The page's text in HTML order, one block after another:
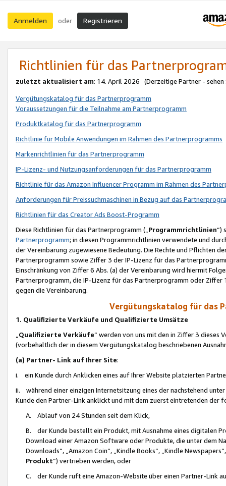
Anmelden oder Registrieren
Richtlinien für das
zuletzt aktualisiert am: 14. April 2026 (Derzeitige Partner - sehen
Vergütungskatalog für das Partnerprogramm
Voraussetzungen für die Teilnahme am Partnerprogramm
Produktkatalog für das Partnerprogramm
Richtlinie für Mobile Anwendungen im Rahmen des Partnerprogramms
Markenrichtlinien für das Partnerprogramm
IP-Lizenz- und Nutzungsanforderungen für das Partnerprogramm
Richtlinie für das Amazon Influencer Programm im Rahmen des
Anforderungen für Preissuchmaschinen in Bezug auf das
Richtlinien für das Creator Ads Boost-Programm
Diese Richtlinien für das Partnerprogramm („Programmrichtlinien“)
Partnerprogramm; in diesen Programmrichtlinien verwendete und
der Vereinbarung zugewiesene Bedeutung. Die Rechte und Pflichten
Partnerprogramm sowie Ziffer 3 der IP-Lizenz für das
Einschränkung von Ziffer 6 Abs. (a) der Vereinbarung wird hiermit
Partnerprogramm, die IP-Lizenz für das Partnerprogramm oder
gegen die Vereinbarung.
Vergütungskatalog für das
1. Qualifizierte Verkäufe und Qualifizierte Umsätze
Qualifizierte Verkäufe“ werden von uns mit den in Ziffer 3
(vorbehaltlich der in diesem Vergütungskatalog beschriebenen
(a) Partner- Link auf Ihrer Site:
i. ein Kunde durch Anklicken eines auf Ihrer Website platzierten
ii. während einer einzigen Internetsitzung eines der nachstehend
Kunde den Partner-Link anklickt und mit dem zuerst eintretenden der
A. Ablauf von 24 Stunden seit dem Klick,
B. der Kunde bestellt ein Produkt, mit Ausnahme eines digitalen
Download einer Amazon Software oder Produkte, die unter dem
Downloads“, „Amazon Coin“, „Kindle Books“, „Kindle
Produkt“) vertrieben werden, oder
C. der Kunde ruft eine Amazon-Website über einen Partner-Link